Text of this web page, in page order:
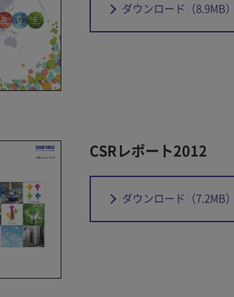
ダウンロード （8.9MB
CSRレポート2012
ダウンロード （7.2MB